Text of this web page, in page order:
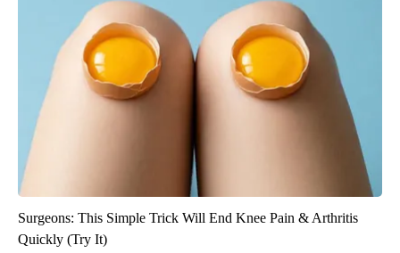
Surgeons: This Simple Trick Will End Knee Pain & Arthritis
Quickly (Try It)